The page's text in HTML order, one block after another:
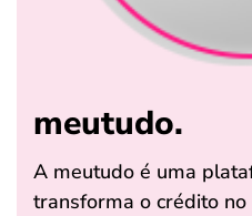
meutudo.
A meutudo é uma
transforma o crédito